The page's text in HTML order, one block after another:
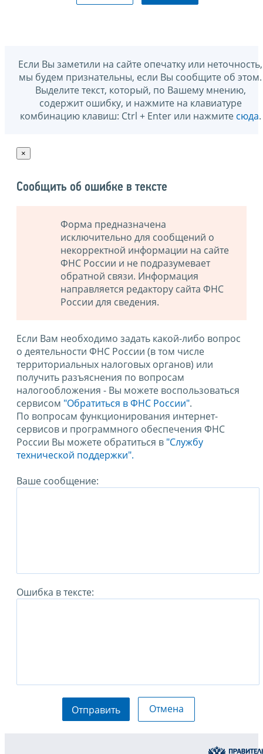
Если Вы заметили на сайте опечатку или неточность,
мы будем признательны, если Вы сообщите об этом.
Выделите текст, который, по Вашему мнению,
содержит ошибку, и нажмите на клавиатуре
комбинацию клавиш: Ctrl + Enter или нажмите сюда.
×
Сообщить об ошибке в тексте
Форма предназначена
исключительно для сообщений о
некорректной информации на сайте
ФНС России и не подразумевает
обратной связи. Информация
направляется редактору сайта ФНС
России для сведения.
Если Вам необходимо задать какой-либо вопрос
о деятельности ФНС России (в том числе
территориальных налоговых органов) или
получить разъяснения по вопросам
налогообложения - Вы можете воспользоваться
сервисом "Обратиться в ФНС России".
По вопросам функционирования интернет-
сервисов и программного обеспечения ФНС
России Вы можете обратиться в "Службу
технической поддержки".
Ваше сообщение:
Ошибка в тексте:
Отправить Отмена